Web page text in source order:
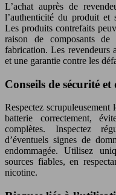
L’achat auprès de
l’authenticité du produit et
Les produits contrefaits
raison de composants
fabrication. Les revendeurs
et une garantie contre les
Conseils de sécurité
Respectez
batterie correctement,
complètes. Inspectez
d’éventuels signes de
endommagée. Utilisez
sources fiables, en
nicotine.